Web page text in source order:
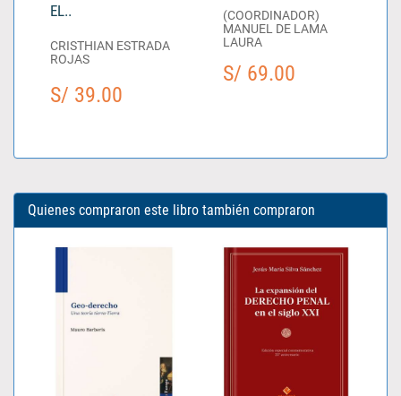
EL..
CRISTHIAN ESTRADA
ROJAS
S/ 39.00
(COORDINADOR)
MANUEL DE LAMA
LAURA
S/ 69.00
Quienes compraron este libro también compraron